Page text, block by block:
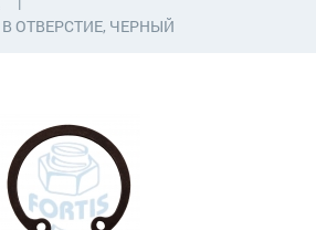
ОТВЕРСТИЕ, ЧЕРНЫЙ